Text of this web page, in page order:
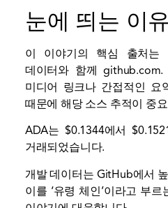
눈에 띄는 이유
이 이야기의 핵심 출처는
데이터와 함께github.com.
미디어 링크나 간접적인 요
때문에 해당 소스 추적이 중
ADA는 $0.1344에서
거래되었습니다.
개발 데이터는 GitHub에서
이를 ‘유령 체인’이라고 부